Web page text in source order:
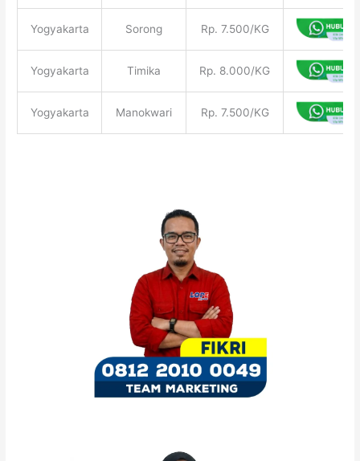
Yogyakarta Sorong Rp. 7.500/KG
Yogyakarta Timika Rp. 8.000/KG
Yogyakarta Manokwari Rp. 7.500/KG